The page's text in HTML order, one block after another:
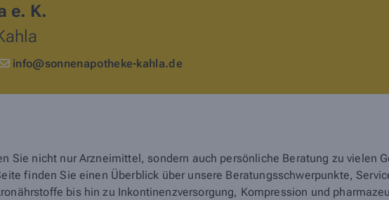
e. K.
info@sonnenapotheke-kahla.de
Sie nicht nur Arzneimittel, sondern auch persönliche Beratung zu vielen
finden Sie einen Überblick über unsere Beratungsschwerpunkte,
bis hin zu Inkontinenzversorgung, Kompression und